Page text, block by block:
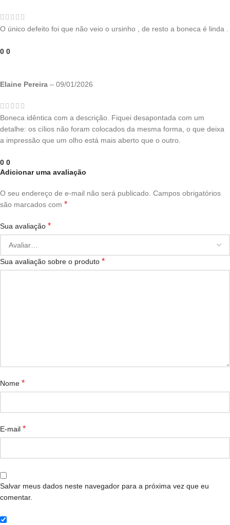
O único defeito foi que não veio o ursinho , de resto a boneca é linda .
0 0
Elaine Pereira – 09/01/2026
Boneca idêntica com a descrição. Fiquei desapontada com um
detalhe: os cílios não foram colocados da mesma forma, o que deixa
a impressão que um olho está mais aberto que o outro.
0 0
Adicionar uma avaliação
O seu endereço de e-mail não será publicado. Campos obrigatórios
são marcados com *
Sua avaliação *
Sua avaliação sobre o produto *
Nome *
E-mail *
Salvar meus dados neste navegador para a próxima vez que eu
comentar.